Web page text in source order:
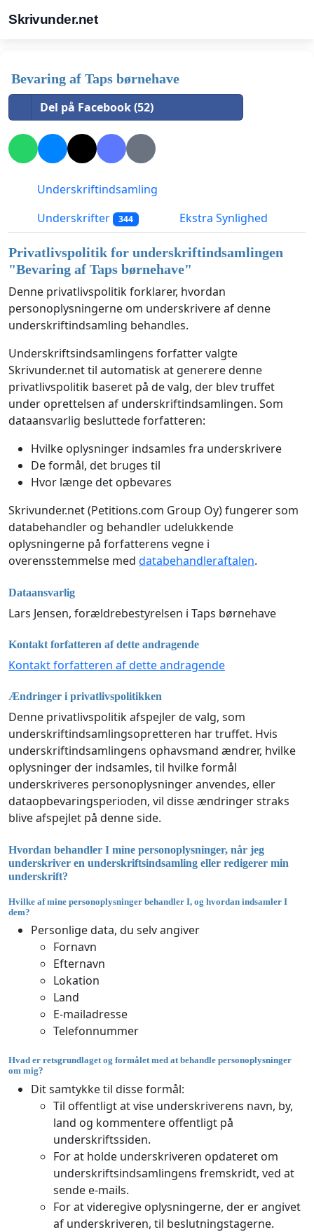
Skrivunder.net
Bevaring af Taps børnehave
Del på Facebook (52)
Underskriftindsamling
Underskrifter
344 Ekstra Synlighed
Privatlivspolitik for underskriftindsamlingen
"Bevaring af Taps børnehave"
Denne privatlivspolitik forklarer, hvordan
personoplysningerne om underskrivere af denne
underskriftindsamling behandles.
Underskriftsindsamlingens forfatter valgte
Skrivunder.net til automatisk at generere denne
privatlivspolitik baseret på de valg, der blev truffet
under oprettelsen af underskriftindsamlingen. Som
dataansvarlig besluttede forfatteren:
Hvilke oplysninger indsamles fra underskrivere
De formål, det bruges til
Hvor længe det opbevares
Skrivunder.net (Petitions.com Group Oy) fungerer som
databehandler og behandler udelukkende
oplysningerne på forfatterens vegne i
overensstemmelse med databehandleraftalen.
Dataansvarlig
Lars Jensen, forældrebestyrelsen i Taps børnehave
Kontakt forfatteren af dette andragende
Kontakt forfatteren af dette andragende
Ændringer i privatlivspolitikken
Denne privatlivspolitik afspejler de valg, som
underskriftindsamlingsopretteren har truffet. Hvis
underskriftindsamlingens ophavsmand ændrer, hvilke
oplysninger der indsamles, til hvilke formål
underskriveres personoplysninger anvendes, eller
dataopbevaringsperioden, vil disse ændringer straks
blive afspejlet på denne side.
Hvordan behandler I mine personoplysninger, når jeg
underskriver en underskriftsindsamling eller redigerer min
underskrift?
Hvilke af mine personoplysninger behandler I, og hvordan indsamler I
dem?
Personlige data, du selv angiver
Fornavn
Efternavn
Lokation
Land
E-mailadresse
Telefonnummer
Hvad er retsgrundlaget og formålet med at behandle personoplysninger
om mig?
Dit samtykke til disse formål:
Til offentligt at vise underskriverens navn, by,
land og kommentere offentligt på
underskriftssiden.
For at holde underskriveren opdateret om
underskriftsindsamlingens fremskridt, ved at
sende e-mails.
For at videregive oplysningerne, der er angivet
af underskriveren, til beslutningstagerne.